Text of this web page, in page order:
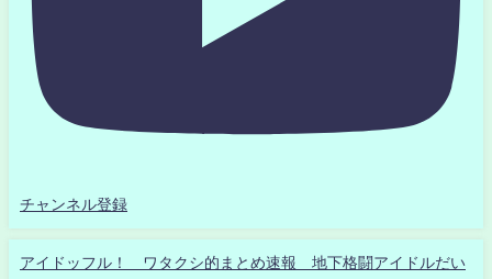
チャンネル登録
アイドッフル！ ワタクシ的まとめ速報 地下格闘アイドルだい